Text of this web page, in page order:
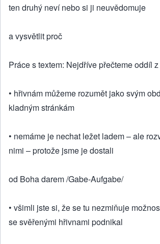
ten druhý neví nebo si ji neuvědomuje
a vysvětlit proč
Práce s textem: Nejdříve přečteme oddíl
• hřivnám můžeme rozumět jako svým
kladným stránkám
• nemáme je nechat ležet ladem – ale
nimi – protože jsme je dostali
od Boha darem /Gabe-Aufgabe/
• všimli jste si, že se tu nezmiňuje
se svěřenými hřivnami podnikal